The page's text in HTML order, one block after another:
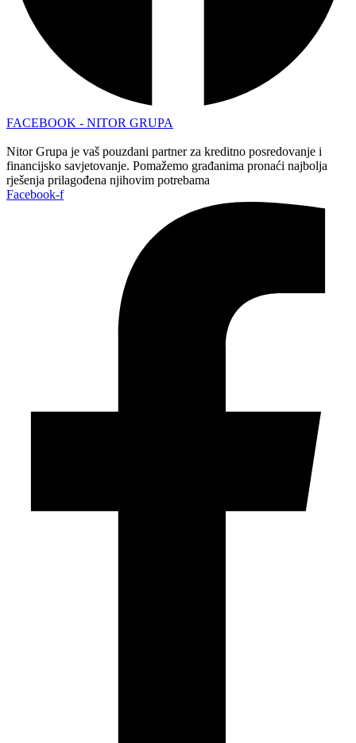
FACEBOOK - NITOR GRUPA
Nitor Grupa je vaš pouzdani partner za kreditno posredovanje i
financijsko savjetovanje. Pomažemo građanima pronaći najbolja
rješenja prilagođena njihovim potrebama
Facebook-f